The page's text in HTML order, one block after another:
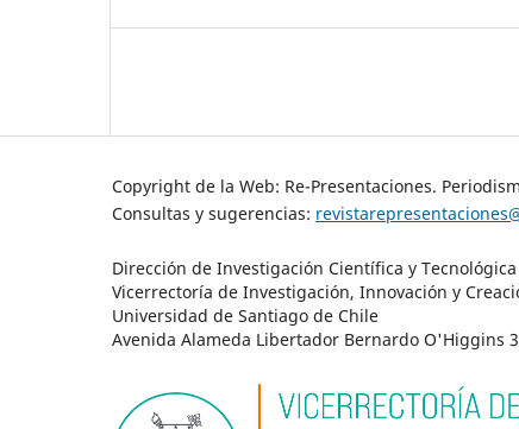
Copyright de la Web: Re-Presentaciones.
Consultas y sugerencias:
Dirección de Investigación Científica y Tecnológica
Vicerrectoría de Investigación, Innovación y
Universidad de Santiago de Chile
Avenida Alameda Libertador Bernardo O'Higgins